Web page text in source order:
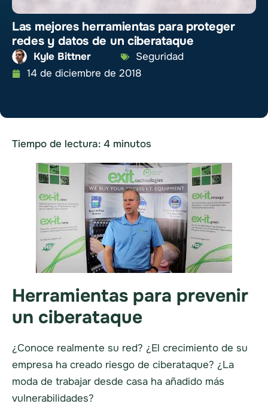
Las mejores herramientas para proteger
redes y datos de un ciberataque
Kyle Bittner
Seguridad
14 de diciembre de 2018
Tiempo de lectura: 4 minutos
Herramientas para prevenir
un ciberataque
¿Conoce realmente su red? ¿El crecimiento de su
empresa ha creado riesgo de ciberataque? ¿La
moda de trabajar desde casa ha añadido más
vulnerabilidades?